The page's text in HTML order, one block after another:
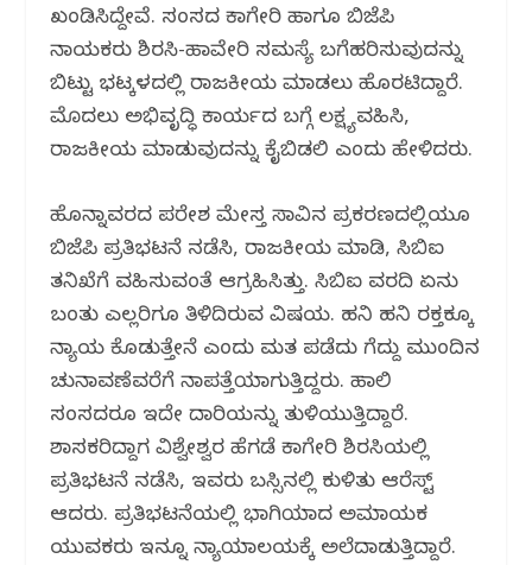
ಖಂಡಿಸಿದ್ದೇವೆ. ಸಂಸದ ಕಾಗೇರಿ ಹಾಗೂ ಬಿಜೆಪಿ
ನಾಯಕರು ಶಿರಸಿ-ಹಾವೇರಿ ಸಮಸ್ಯೆ ಬಗೆಹರಿಸುವುದನ್ನು
ಬಿಟ್ಟು ಭಟ್ಕಳದಲ್ಲಿ ರಾಜಕೀಯ ಮಾಡಲು ಹೊರಟಿದ್ದಾರೆ.
ಮೊದಲು ಅಭಿವೃದ್ಧಿ ಕಾರ್ಯದ ಬಗ್ಗೆ ಲಕ್ಷ್ಯವಹಿಸಿ,
ರಾಜಕೀಯ ಮಾಡುವುದನ್ನು ಕೈಬಿಡಲಿ ಎಂದು ಹೇಳಿದರು.
ಹೊನ್ನಾವರದ ಪರೇಶ ಮೇಸ್ತ ಸಾವಿನ ಪ್ರಕರಣದಲ್ಲಿಯೂ
ಬಿಜೆಪಿ ಪ್ರತಿಭಟನೆ ನಡೆಸಿ, ರಾಜಕೀಯ ಮಾಡಿ, ಸಿಬಿಐ
ತನಿಖೆಗೆ ವಹಿಸುವಂತೆ ಆಗ್ರಹಿಸಿತ್ತು. ಸಿಬಿಐ ವರದಿ ಏನು
ಬಂತು ಎಲ್ಲರಿಗೂ ತಿಳಿದಿರುವ ವಿಷಯ. ಹನಿ ಹನಿ ರಕ್ತಕ್ಕೂ
ನ್ಯಾಯ ಕೊಡುತ್ತೇನೆ ಎಂದು ಮತ ಪಡೆದು ಗೆದ್ದು ಮುಂದಿನ
ಚುನಾವಣೆವರೆಗೆ ನಾಪತ್ತೆಯಾಗುತ್ತಿದ್ದರು. ಹಾಲಿ
ಸಂಸದರೂ ಇದೇ ದಾರಿಯನ್ನು ತುಳಿಯುತ್ತಿದ್ದಾರೆ.
ಶಾಸಕರಿದ್ದಾಗ ವಿಶ್ವೇಶ್ವರ ಹೆಗಡೆ ಕಾಗೇರಿ ಶಿರಸಿಯಲ್ಲಿ
ಪ್ರತಿಭಟನೆ ನಡೆಸಿ, ಇವರು ಬಸ್ಸಿನಲ್ಲಿ ಕುಳಿತು ಆರೆಸ್ಟ್‌
ಆದರು. ಪ್ರತಿಭಟನೆಯಲ್ಲಿ ಭಾಗಿಯಾದ ಅಮಾಯಕ
ಯುವಕರು ಇನ್ನೂ ನ್ಯಾಯಾಲಯಕ್ಕೆ ಅಲೆದಾಡುತ್ತಿದ್ದಾರೆ.